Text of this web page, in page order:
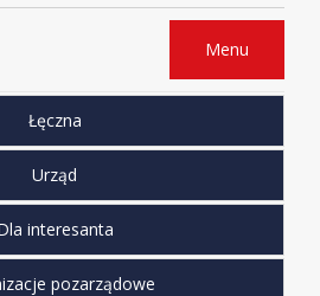
Menu
Łęczna
Urząd
interesanta
pozarządowe